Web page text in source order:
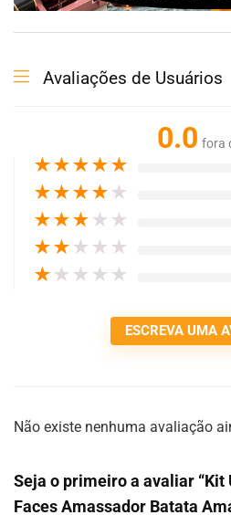
Avaliações de Usuários
0.0 fora
★★★★★
★★★★ ★
★★★ ★ ★
★★ ★ ★ ★
★ ★ ★ ★ ★
ESCREVA UMA
Não existe nenhuma avaliação
Seja o primeiro a avaliar
Faces Amassador Batata